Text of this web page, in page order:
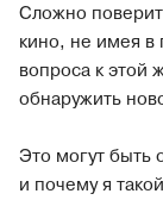
Сложно
кино, не имея в
вопроса к этой
обнаружить
Это могут быть
и почему я